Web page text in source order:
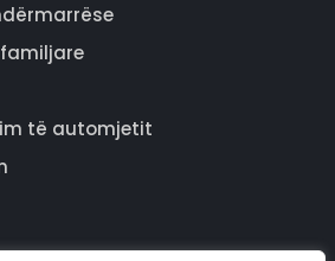
të automjetit